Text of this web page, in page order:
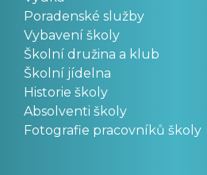
Poradenské služby
Vybavení školy
Školní družina a klub
Školní jídelna
Historie školy
Absolventi školy
Fotografie pracovníků školy